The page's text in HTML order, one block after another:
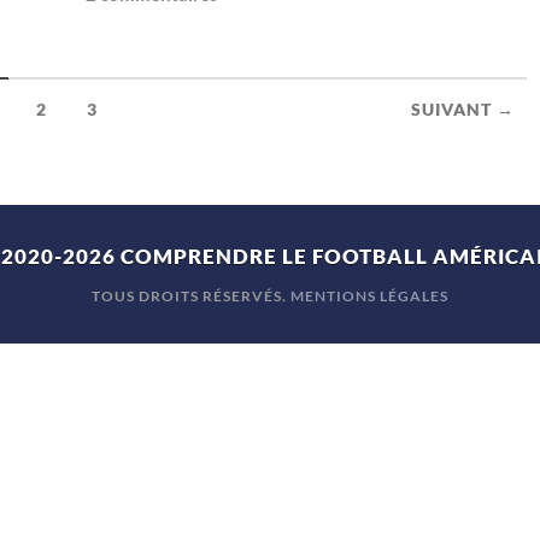
2 3 SUIVANT →
2026 COMPRENDRE LE FOOTBALL
TOUS DROITS RÉSERVÉS. MENTIONS LÉGALES